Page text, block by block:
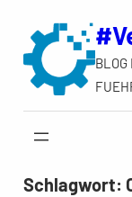
Inhalt
springen
BLOG
Schlagwort: